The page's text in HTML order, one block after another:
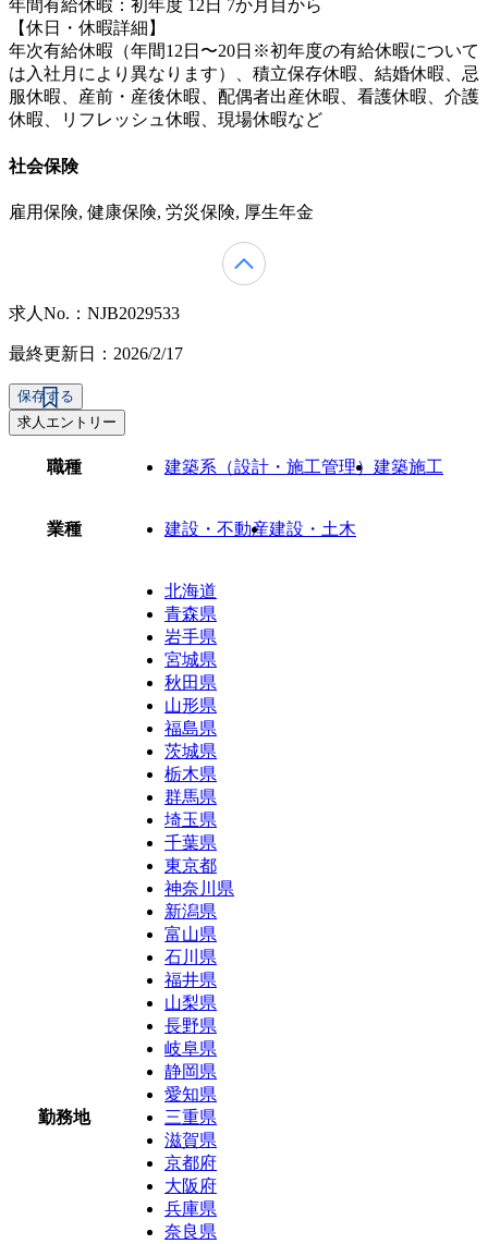
年間有給休暇：初年度 12日 7か月目から
【休日・休暇詳細】
年次有給休暇（年間12日〜20日※初年度の有給休暇について
は入社月により異なります）、積立保存休暇、結婚休暇、忌
服休暇、産前・産後休暇、配偶者出産休暇、看護休暇、介護
休暇、リフレッシュ休暇、現場休暇など
社会保険
雇用保険, 健康保険, 労災保険, 厚生年金
求人No.：NJB2029533
最終更新日：2026/2/17
保存する
求人エントリー
職種 建築系（設計・施工管理） 建築施工
業種 建設・不動産建設・土木
勤務地
北海道
青森県
岩手県
宮城県
秋田県
山形県
福島県
茨城県
栃木県
群馬県
埼玉県
千葉県
東京都
神奈川県
新潟県
富山県
石川県
福井県
山梨県
長野県
岐阜県
静岡県
愛知県
三重県
滋賀県
京都府
大阪府
兵庫県
奈良県